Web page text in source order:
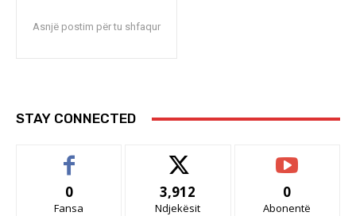
Asnjë postim për tu shfaqur
STAY CONNECTED
0
Fansa
3,912
Ndjekësit
0
Abonentë